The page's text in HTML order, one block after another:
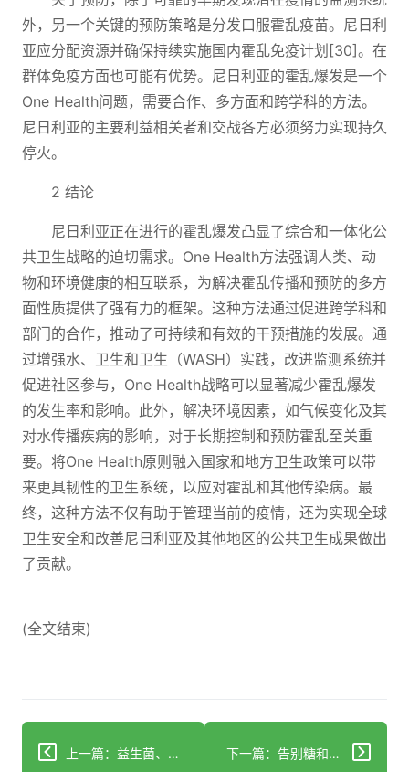
外，另一个关键的预防策略是分发口服霍乱疫苗。尼日利
亚应分配资源并确保持续实施国内霍乱免疫计划[30]。在
群体免疫方面也可能有优势。尼日利亚的霍乱爆发是一个
One Health问题，需要合作、多方面和跨学科的方法。
尼日利亚的主要利益相关者和交战各方必须努力实现持久
停火。
2 结论
尼日利亚正在进行的霍乱爆发凸显了综合和一体化公
共卫生战略的迫切需求。One Health方法强调人类、动
物和环境健康的相互联系，为解决霍乱传播和预防的多方
面性质提供了强有力的框架。这种方法通过促进跨学科和
部门的合作，推动了可持续和有效的干预措施的发展。通
过增强水、卫生和卫生（WASH）实践，改进监测系统并
促进社区参与，One Health战略可以显著减少霍乱爆发
的发生率和影响。此外，解决环境因素，如气候变化及其
对水传播疾病的影响，对于长期控制和预防霍乱至关重
要。将One Health原则融入国家和地方卫生政策可以带
来更具韧性的卫生系统，以应对霍乱和其他传染病。最
终，这种方法不仅有助于管理当前的疫情，还为实现全球
卫生安全和改善尼日利亚及其他地区的公共卫生成果做出
了贡献。
(全文结束)
上一篇：益生菌、益生元和后生元的作用：阿尔茨海默病中神经胶质细胞激活的细胞和分子机制 下一篇：告别糖和超加工食品，他收获了巨大的健康益处